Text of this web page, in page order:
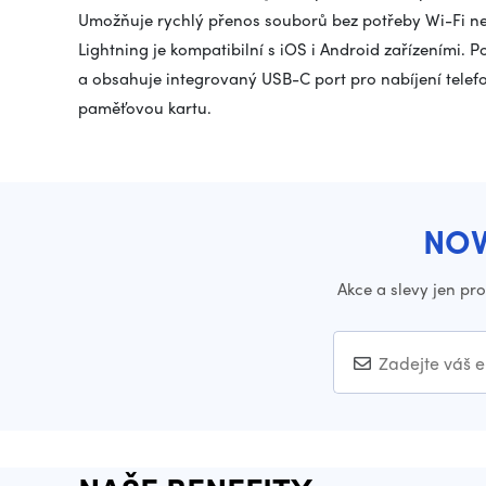
Umožňuje rychlý přenos souborů bez potřeby Wi-Fi
Lightning je kompatibilní s iOS i Android zařízeními.
a obsahuje integrovaný USB-C port pro nabíjení
paměťovou kartu.
Akce a slevy jen